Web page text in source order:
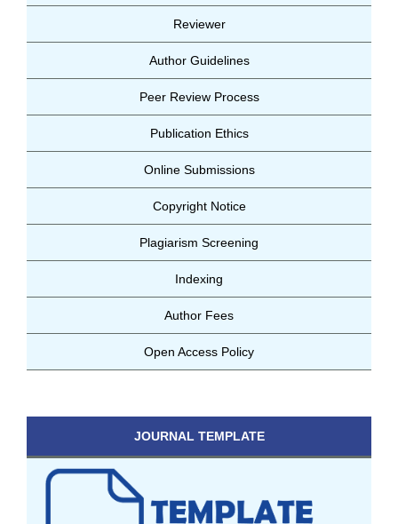
Reviewer
Author Guidelines
Peer Review Process
Publication Ethics
Online Submissions
Copyright Notice
Plagiarism Screening
Indexing
Author Fees
Open Access Policy
JOURNAL TEMPLATE